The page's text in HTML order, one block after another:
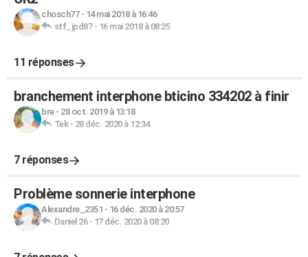
chosch77- 14 mai 2018 à 16:46
stf_jpd87- 16 mai 2018 à 08:25
11 réponses
branchement interphone bticino 334202 à finir
bre- 28 oct. 2019 à 13:18
Tek- 28 déc. 2020 à 12:34
7 réponses
Problème sonnerie interphone
Alexandre_2351 - 16 déc. 2020 à 20:57
Daniel 26- 17 déc. 2020 à 08:20